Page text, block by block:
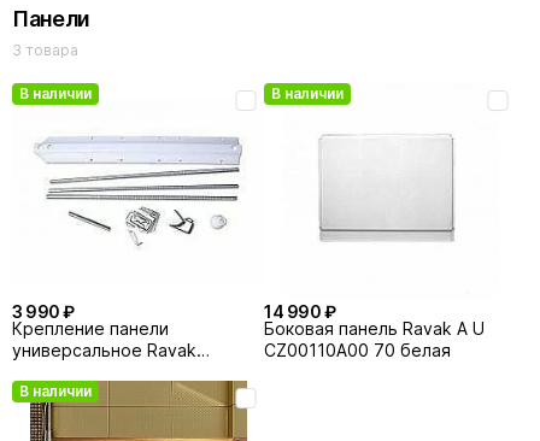
Панели
3 товара
В наличии
3 990 ₽
Крепление панели
универсальное Ravak
В наличии
14 990 ₽
Боковая панель Ravak A U
CZ00110A00 70 белая
В наличии